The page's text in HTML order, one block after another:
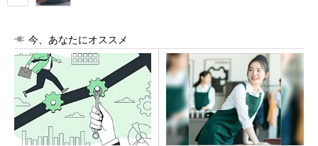
今、あなたにオススメ